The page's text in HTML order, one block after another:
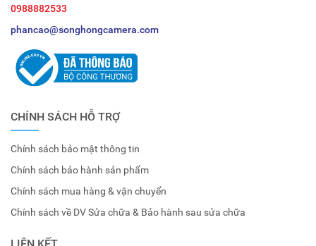
0988882533
phancao@songhongcamera.com
CHÍNH SÁCH HỖ TRỢ
Chính sách bảo mật thông tin
Chính sách bảo hành sản phẩm
Chính sách mua hàng & vận chuyển
Chính sách về DV Sửa chữa & Bảo hành sau sửa chữa